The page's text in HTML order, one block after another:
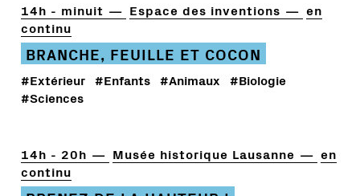
14h - minuit Espace des inventions
en
continu
BRANCHE, FEUILLE ET COCON
#Extérieur #Enfants #Animaux #Biologie
#Sciences
14h - 20h Musée historique Lausanne
en
continu